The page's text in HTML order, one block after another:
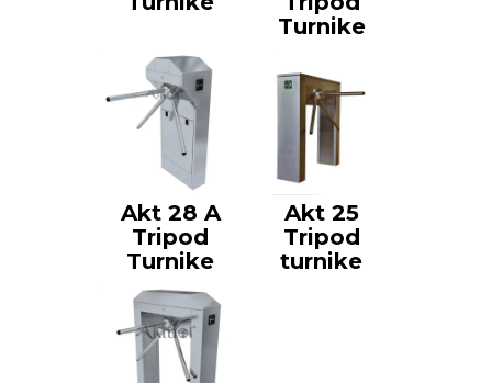
Turnike
Akt 28 A
Tripod
Turnike
Akt 25
Tripod
turnike